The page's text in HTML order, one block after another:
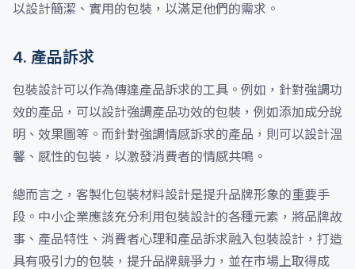
以設計簡潔、實用的包裝，以滿足他們的需求。
4. 產品訴求
包裝設計可以作為傳達產品訴求的工具。例如，針對強調功
效的產品，可以設計強調產品功效的包裝，例如添加成分說
明、效果圖等。而針對強調情感訴求的產品，則可以設計溫
馨、感性的包裝，以激發消費者的情感共鳴。
總而言之，客製化包裝材料設計是提升品牌形象的重要手
段。中小企業應該充分利用包裝設計的各種元素，將品牌故
事、產品特性、消費者心理和產品訴求融入包裝設計，打造
具有吸引力的包裝，提升品牌競爭力，並在市場上取得成